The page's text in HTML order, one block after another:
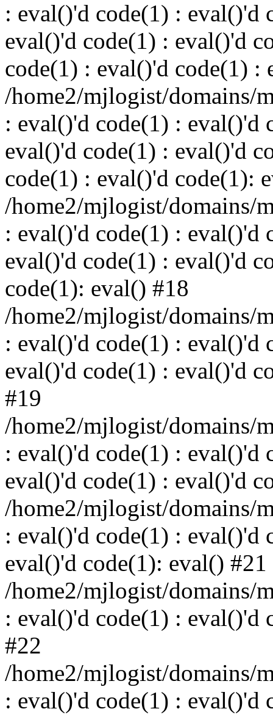
: eval()'d code(1) : eval()'d
eval()'d code(1) : eval()'d
code(1) : eval()'d code(1) :
/home2/mjlogist/domains/
: eval()'d code(1) : eval()'d
eval()'d code(1) : eval()'d
code(1) : eval()'d code(1):
/home2/mjlogist/domains/
: eval()'d code(1) : eval()'d
eval()'d code(1) : eval()'d
code(1): eval() #18
/home2/mjlogist/domains/
: eval()'d code(1) : eval()'d
eval()'d code(1) : eval()'d
#19
/home2/mjlogist/domains/
: eval()'d code(1) : eval()'d
eval()'d code(1) : eval()'d
/home2/mjlogist/domains/
: eval()'d code(1) : eval()'d
eval()'d code(1): eval() #21
/home2/mjlogist/domains/
: eval()'d code(1) : eval()'d
#22
/home2/mjlogist/domains/
: eval()'d code(1) : eval()'d